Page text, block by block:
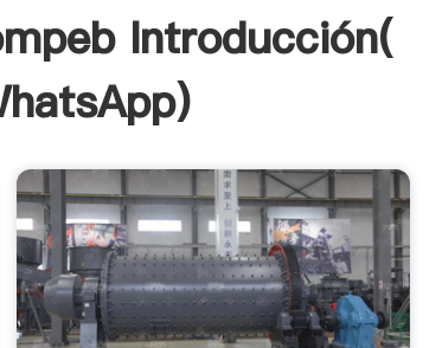
Introducción(
)